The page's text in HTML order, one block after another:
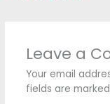
Leave a
Your email
fields are marked